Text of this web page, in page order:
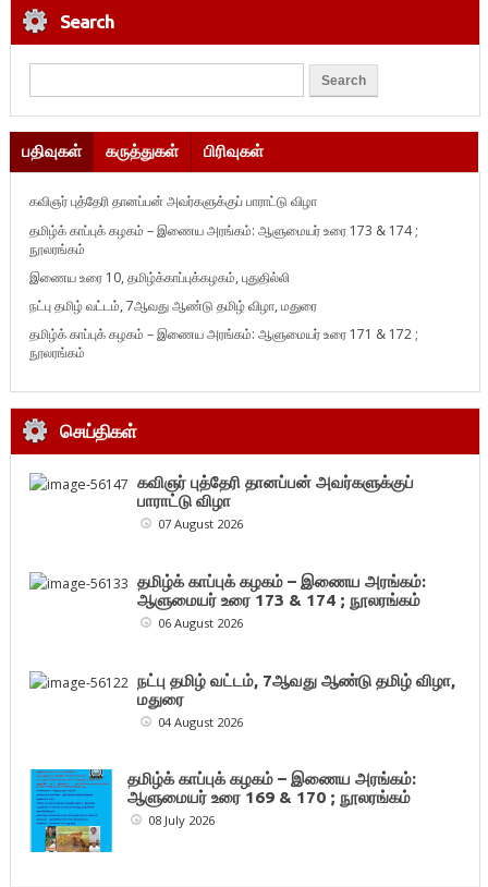
Search
பதிவுகள் கருத்துகள் பிரிவுகள்
கவிஞர் புத்தேரி தானப்பன் அவர்களுக்குப் பாராட்டு விழா
தமிழ்க் காப்புக் கழகம் – இணைய அரங்கம்: ஆளுமையர் உரை 173 & 174 ;
நூலரங்கம்
இணைய உரை 10, தமிழ்க்காப்புக்கழகம், புதுதில்லி
நட்பு தமிழ் வட்டம், 7ஆவது ஆண்டு தமிழ் விழா, மதுரை
தமிழ்க் காப்புக் கழகம் – இணைய அரங்கம்: ஆளுமையர் உரை 171 & 172 ;
நூலரங்கம்
செய்திகள்
கவிஞர் புத்தேரி தானப்பன் அவர்களுக்குப்
பாராட்டு விழா
07 August 2026
தமிழ்க் காப்புக் கழகம் – இணைய அரங்கம்:
ஆளுமையர் உரை 173 & 174 ; நூலரங்கம்
06 August 2026
நட்பு தமிழ் வட்டம், 7ஆவது ஆண்டு தமிழ் விழா,
மதுரை
04 August 2026
தமிழ்க் காப்புக் கழகம் – இணைய அரங்கம்:
ஆளுமையர் உரை 169 & 170 ; நூலரங்கம்
08 July 2026